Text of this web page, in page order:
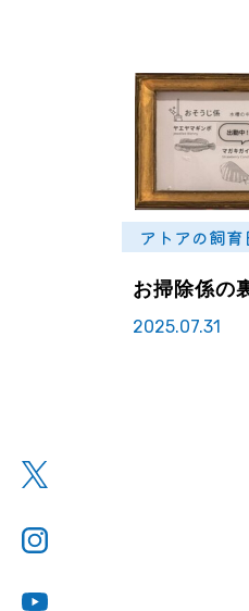
アトアの飼育
お掃除係の
2025.07.31